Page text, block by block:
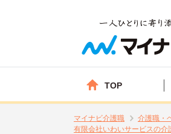
TOP
マイナビ介護職 介護職・
有限会社いわいサービスの